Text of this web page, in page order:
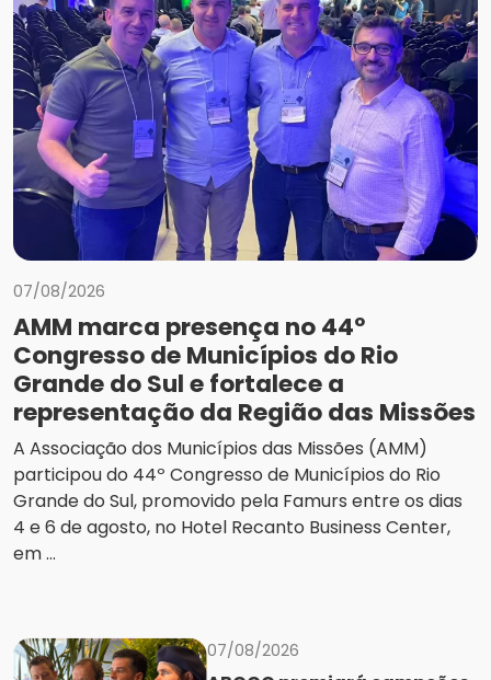
07/08/2026
AMM marca presença no 44º
Congresso de Municípios do Rio
Grande do Sul e fortalece a
representação da Região das Missões
A Associação dos Municípios das Missões (AMM)
participou do 44º Congresso de Municípios do Rio
Grande do Sul, promovido pela Famurs entre os dias
4 e 6 de agosto, no Hotel Recanto Business Center,
em ...
07/08/2026